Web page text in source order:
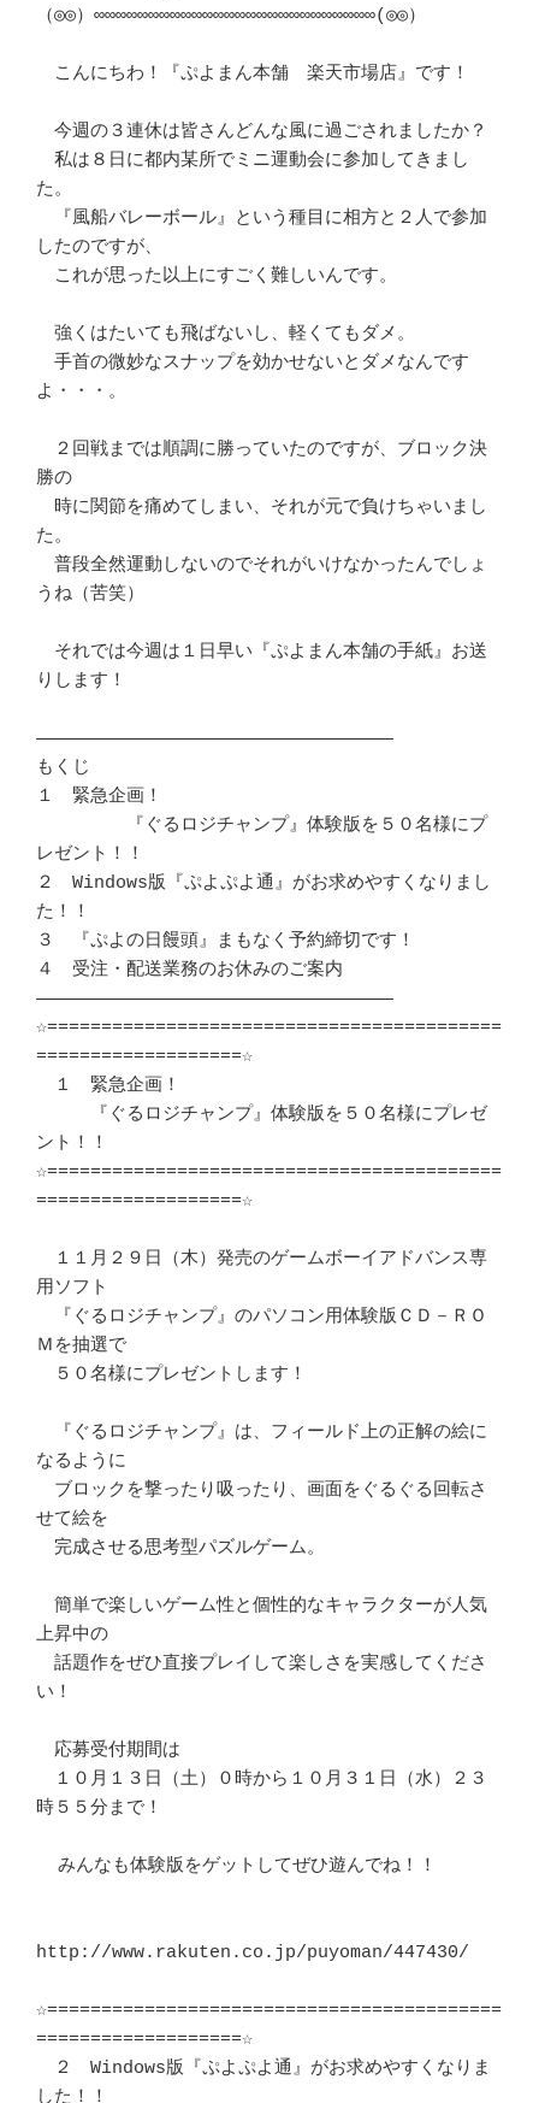
（◎◎）∞∞∞∞∞∞∞∞∞∞∞∞∞∞∞∞∞∞∞∞∞∞∞∞∞∞(◎◎）
こんにちわ！『ぷよまん本舗　楽天市場店』です！
今週の３連休は皆さんどんな風に過ごされましたか？
私は８日に都内某所でミニ運動会に参加してきまし
た。
『風船バレーボール』という種目に相方と２人で参加
したのですが、
これが思った以上にすごく難しいんです。
強くはたいても飛ばないし、軽くてもダメ。
手首の微妙なスナップを効かせないとダメなんです
よ・・・。
２回戦までは順調に勝っていたのですが、ブロック決
勝の
時に関節を痛めてしまい、それが元で負けちゃいまし
た。
普段全然運動しないのでそれがいけなかったんでしょ
うね（苦笑）
それでは今週は１日早い『ぷよまん本舗の手紙』お送
りします！
―――――――――――――――――――――――――――――――――
もくじ
１　緊急企画！
『ぐるロジチャンプ』体験版を５０名様にプ
レゼント！！
２　Windows版『ぷよぷよ通』がお求めやすくなりまし
た！！
３　『ぷよの日饅頭』まもなく予約締切です！
４　受注・配送業務のお休みのご案内
―――――――――――――――――――――――――――――――――
☆==========================================
===================☆
１　緊急企画！
『ぐるロジチャンプ』体験版を５０名様にプレゼ
ント！！
☆==========================================
===================☆
１１月２９日（木）発売のゲームボーイアドバンス専
用ソフト
『ぐるロジチャンプ』のパソコン用体験版ＣＤ－ＲＯ
Ｍを抽選で
５０名様にプレゼントします！
『ぐるロジチャンプ』は、フィールド上の正解の絵に
なるように
ブロックを撃ったり吸ったり、画面をぐるぐる回転さ
せて絵を
完成させる思考型パズルゲーム。
簡単で楽しいゲーム性と個性的なキャラクターが人気
上昇中の
話題作をぜひ直接プレイして楽しさを実感してくださ
い！
応募受付期間は
１０月１３日（土）０時から１０月３１日（水）２３
時５５分まで！
http://www.rakuten.co.jp/puyoman/447430/
☆==========================================
===================☆
２　Windows版『ぷよぷよ通』がお求めやすくなりま
した！！